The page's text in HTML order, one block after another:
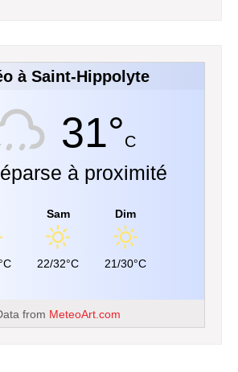
à Saint-Hippolyte
31°C
à proximité
Sam
22/32°C
Dim
21/30°C
from MeteoArt.com